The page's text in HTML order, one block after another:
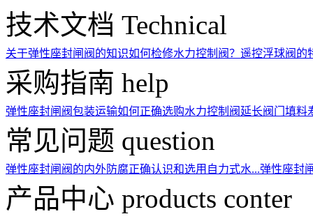
技术文档 Technical
关于弹性座封闸阀的知识如何检修水力控制阀？ 遥控浮球阀的
采购指南 help
弹性座封闸阀包装运输如何正确选购水力控制阀 延长阀门填料
常见问题 question
弹性座封闸阀的内外防腐正确认识和选用自力式水...弹性座封
产品中心 products conter